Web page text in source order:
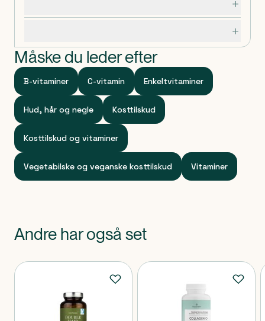
materiale.
Måske du leder efter
B-vitaminer C-vitamin Enkeltvitaminer
Hud, hår og negle Kosttilskud
Kosttilskud og vitaminer
Vegetabilske og veganske kosttilskud Vitaminer
Andre har også set
Produkter